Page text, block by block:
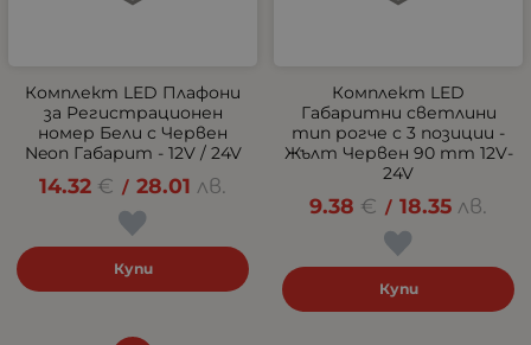
Комплект LED Плафони
за Регистрационен
номер Бели с Червен
Neon Габарит - 12V / 24V
14.32 € / 28.01 лв.
Купи
Комплект LED
Габаритни светлини
тип рогче с 3 позиции -
Жълт Червен 90 mm 12V-
24V
9.38 € / 18.35 лв.
Купи